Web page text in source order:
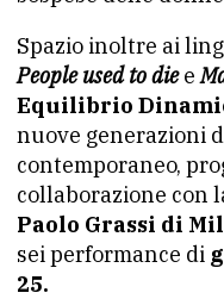
Spazio inoltre ai
People used to diee
Equilibrio
nuove generazioni
contemporaneo,
collaborazione con
Paolo Grassi di
sei performance di
25.